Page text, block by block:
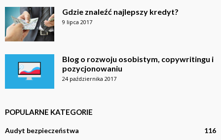
Gdzie znaleźć najlepszy kredyt?
9 lipca 2017
Blog o rozwoju osobistym, copywritingu i
pozycjonowaniu
24 października 2017
POPULARNE KATEGORIE
Audyt bezpieczeństwa 116